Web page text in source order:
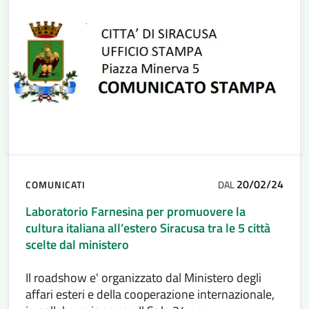
COMUNICATI DAL20/02/24
Laboratorio Farnesina per promuovere la
cultura italiana all’estero Siracusa tra le 5 città
scelte dal ministero
Il roadshow e' organizzato dal Ministero degli
affari esteri e della cooperazione internazionale,